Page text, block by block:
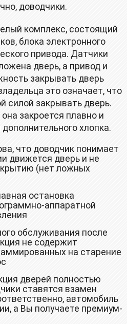
доводчики.
комплекс, состоящий
блока электронного
привода. Датчики
дверь, а привод и
закрывать дверь
это означает, что
силой закрывать дверь.
закроется плавно и
хлопка.
что доводчик понимает
движется дверь и не
(нет ложных
остановка
аппаратной
обслуживания после
не содержит
на старение
дверей полностью
ставятся взамен
автомобиль
а Вы получаете премиум-